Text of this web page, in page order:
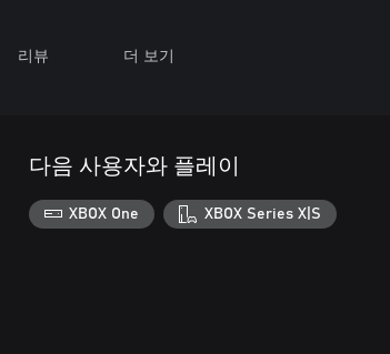
리뷰 더 보기
다음 사용자와 플레이
XBOX One XBOX Series X|S